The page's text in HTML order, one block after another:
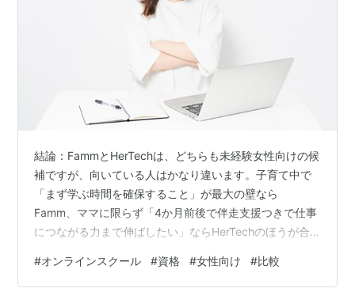
結論：FammとHerTechは、どちらも未経験女性向けの候
補ですが、向いている人はかなり違います。子育て中で
「まず学ぶ時間を確保すること」が最大の壁なら
Famm、ママに限らず「4か月前後で伴走支援つきで仕事
につながる力まで伸ばしたい」ならHerTechのほうが合
の違い それぞれが向いている人・向かない人 無料説明会
で確認したいポイント 先に結論｜Fammが向く人、
#オンラインスクール #資格 #女性向け #比較